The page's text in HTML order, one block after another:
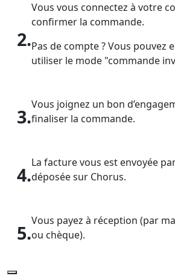
2.
Vous vous connectez à votre
confirmer la commande.
Pas de compte ? Vous pouvez
utiliser le mode "commande
3.
Vous joignez un bon
finaliser la commande.
4.
La facture vous est envoyée
déposée sur Chorus.
5.
Vous payez à réception (par
ou chèque).